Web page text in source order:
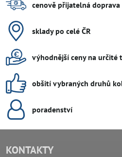
cenově přijatelná doprava
sklady po celé ČR
výhodnější ceny na určité
obšití vybraných druhů
poradenství
KONTAKTY